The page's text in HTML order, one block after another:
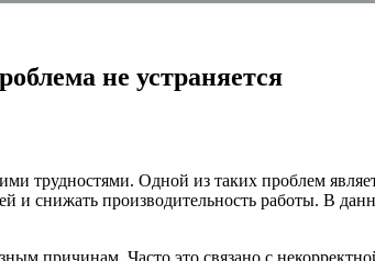
не устраняется
трудностями. Одной из таких проблем
и снижать производительность работы. В
причинам. Часто это связано с